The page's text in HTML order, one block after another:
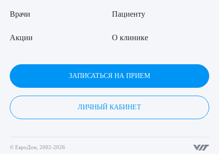
Врачи
Акции
Пациенту
О клинике
ЗАПИСАТЬСЯ НА ПРИЕМ
ЛИЧНЫЙ КАБИНЕТ
© ЕвроДон, 2002-2026